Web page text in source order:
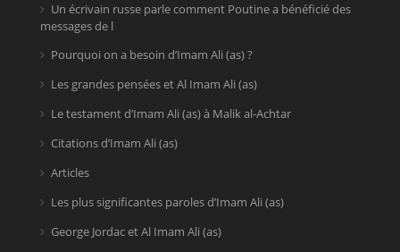
Un écrivain russe parle comment Poutine a bénéficié des
messages de l
Pourquoi on a besoin d’Imam Ali (as) ?
Les grandes pensées et Al Imam Ali (as)
Le testament d’Imam Ali (as) à Malik al-Achtar
Citations d’Imam Ali (as)
Articles
Les plus significantes paroles d’Imam Ali (as)
George Jordac et Al Imam Ali (as)